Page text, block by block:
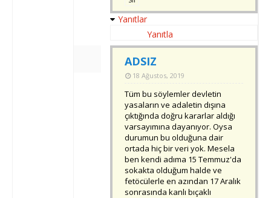
Yanıtlar
Yanıtla
ADSIZ
18 Ağustos, 2019
Tüm bu söylemler devletin
yasaların ve adaletin dışına
çıktığında doğru kararlar aldığı
varsayımına dayanıyor. Oysa
durumun bu olduğuna dair
ortada hiç bir veri yok. Mesela
ben kendi adıma 15 Temmuz'da
sokakta olduğum halde ve
fetöcülerle en azından 17 Aralık
sonrasında kanlı bıçaklı